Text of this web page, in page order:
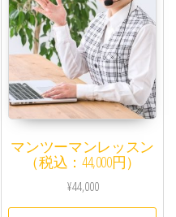
マンツーマンレッスン
（税込：44,000円）
¥44,000